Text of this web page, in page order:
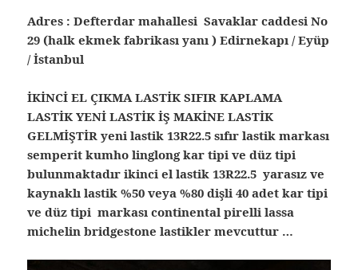
Adres : Defterdar mahallesi Savaklar caddesi No
29 (halk ekmek fabrikası yanı ) Edirnekapı / Eyüp
/ İstanbul
İKİNCİ EL ÇIKMA LASTİK SIFIR KAPLAMA
LASTİK YENİ LASTİK İŞ MAKİNE LASTİK
GELMİŞTİR yeni lastik 13R22.5 sıfır lastik markası
semperit kumho linglong kar tipi ve düz tipi
bulunmaktadır ikinci el lastik 13R22.5 yarasız ve
kaynaklı lastik %50 veya %80 dişli 40 adet kar tipi
ve düz tipi markası continental pirelli lassa
michelin bridgestone lastikler mevcuttur …